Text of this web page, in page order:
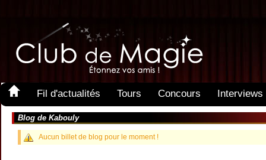
Fil d'actualités Tours Concours Interviews
Blog de Kabouly
Aucun billet de blog pour le moment !